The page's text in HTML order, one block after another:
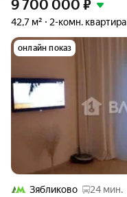
9 700 000 ₽
42,7 м² 2-комн. квартира
онлайн показ
Зябликово
24 мин.